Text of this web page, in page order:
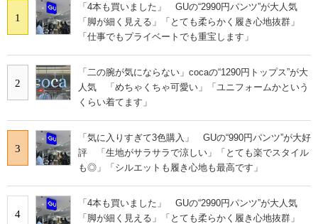
1
「4本も買いました」 GUの“2990円パンツ”が大人気
「脚が細く見える」「とても柔らかく履き心地抜群」
「仕事でもプライベートでも重宝します」
2
「二の腕が気にならない」cocaの“1290円トップス”が大
人気 「めちゃくちゃ可愛い」「ユニフォームかという
くらい着てます」
3
「気に入りすぎて3色購入」 GUの“990円パンツ”が大好
評 「生地がサラサラで涼しい」「とても楽でスタイル
も◎」「シルエットも履き心地も最高です」
4
「4本も買いました」 GUの“2990円パンツ”が大人気
「脚が細く見える」「とても柔らかく履き心地抜群」